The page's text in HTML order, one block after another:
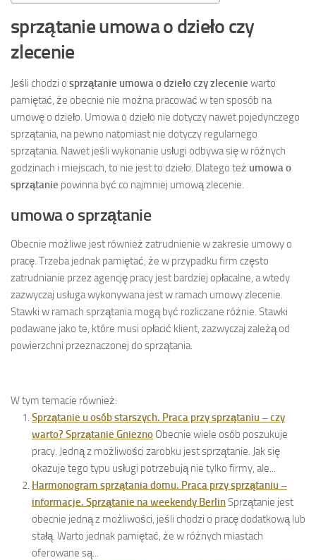
sprzątanie umowa o dzieło czy
zlecenie
Jeśli chodzi o sprzątanie umowa o dzieło czy zlecenie warto
pamiętać, że obecnie nie można pracować w ten sposób na
umowę o dzieło. Umowa o dzieło nie dotyczy nawet pojedynczego
sprzątania, na pewno natomiast nie dotyczy regularnego
sprzątania. Nawet jeśli wykonanie usługi odbywa się w różnych
godzinach i miejscach, to nie jest to dzieło. Dlatego też umowa o
sprzątanie powinna być co najmniej umową zlecenie.
umowa o sprzątanie
Obecnie możliwe jest również zatrudnienie w zakresie umowy o
pracę. Trzeba jednak pamiętać, że w przypadku firm często
zatrudnianie przez agencję pracy jest bardziej opłacalne, a wtedy
zazwyczaj usługa wykonywana jest w ramach umowy zlecenie.
Stawki w ramach sprzątania mogą być rozliczane różnie. Stawki
podawane jako te, które musi opłacić klient, zazwyczaj zależą od
powierzchni przeznaczonej do sprzątania.
W tym temacie również:
Sprzątanie u osób starszych. Praca przy sprzątaniu – czy
warto? Sprzątanie Gniezno Obecnie wiele osób poszukuje
pracy. Jedną z możliwości zarobku jest sprzątanie. Jak się
okazuje tego typu usługi potrzebują nie tylko firmy, ale...
Harmonogram sprzątania domu. Praca przy sprzątaniu –
informacje. Sprzątanie na weekendy BerlinSprzątanie jest
obecnie jedną z możliwości, jeśli chodzi o pracę dodatkową lub
stałą. Warto jednak pamiętać, że w różnych miastach
oferowane są...